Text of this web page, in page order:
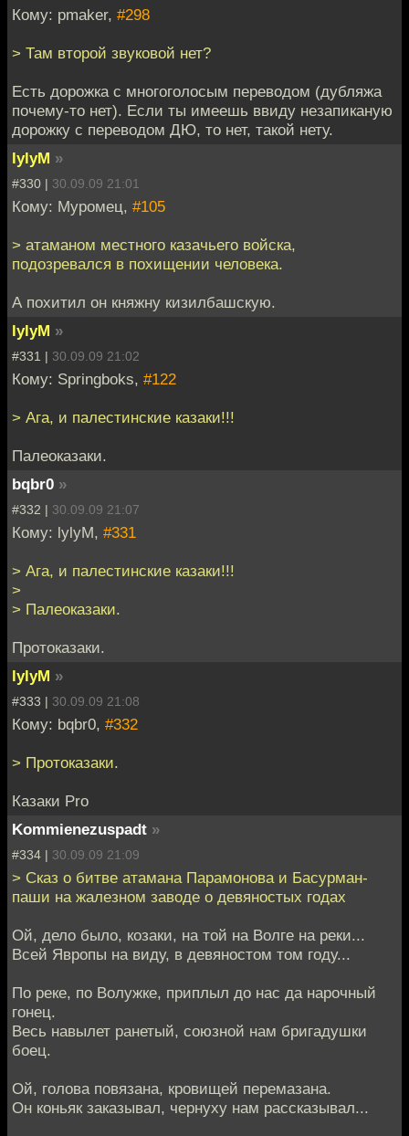
Кому: pmaker, #298
> Там второй звуковой нет?
Есть дорожка с многоголосым переводом (дубляжа
почему-то нет). Если ты имеешь ввиду незапиканую
дорожку с переводом ДЮ, то нет, такой нету.
lylyM »
#330 | 30.09.09 21:01
Кому: Муромец, #105
> атаманом местного казачьего войска,
подозревался в похищении человека.
А похитил он княжну кизилбашскую.
lylyM »
#331 | 30.09.09 21:02
Кому: Springboks, #122
> Ага, и палестинские казаки!!!
Палеоказаки.
bqbr0 »
#332 | 30.09.09 21:07
Кому: lylyM, #331
> Ага, и палестинские казаки!!!
>
> Палеоказаки.
Протоказаки.
lylyM »
#333 | 30.09.09 21:08
Кому: bqbr0, #332
> Протоказаки.
Казаки Pro
Kommienezuspadt »
#334 | 30.09.09 21:09
> Сказ о битве атамана Парамонова и Басурман-
паши на жалезном заводе о девяностых годах
Ой, дело было, козаки, на той на Волге на реки...
Всей Явропы на виду, в девяностом том году...
По реке, по Волужке, приплыл до нас да нарочный
гонец.
Весь навылет ранетый, союзной нам бригадушки
боец.
Ой, голова повязана, кровищей перемазана.
Он коньяк заказывал, чернуху нам рассказывал...